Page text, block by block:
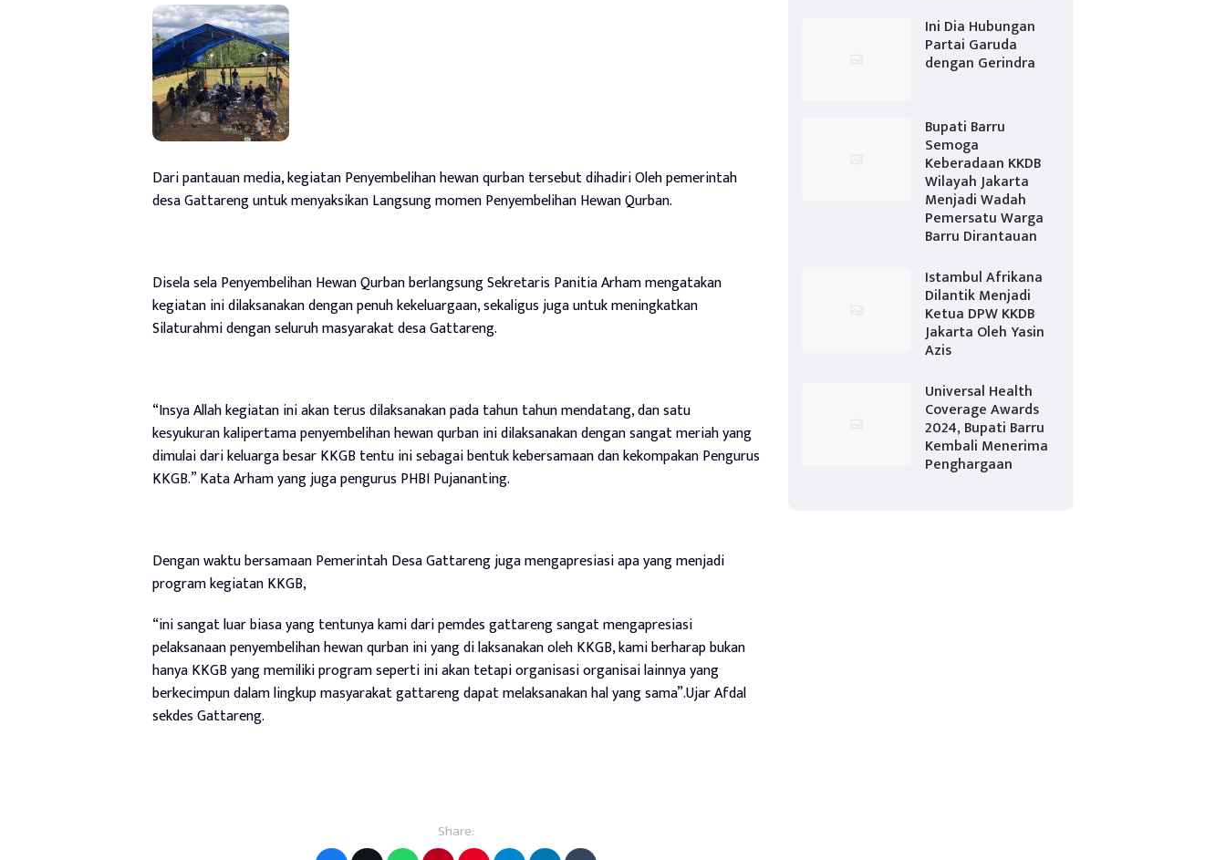
Dari pantauan media, kegiatan Penyembelihan hewan qurban tersebut dihadiri Oleh pemerintah
desa Gattareng untuk menyaksikan Langsung momen Penyembelihan Hewan Qurban.
Disela sela Penyembelihan Hewan Qurban berlangsung Sekretaris Panitia Arham mengatakan
kegiatan ini dilaksanakan dengan penuh kekeluargaan, sekaligus juga untuk meningkatkan
Silaturahmi dengan seluruh masyarakat desa Gattareng.
“Insya Allah kegiatan ini akan terus dilaksanakan pada tahun tahun mendatang, dan satu
kesyukuran kalipertama penyembelihan hewan qurban ini dilaksanakan dengan sangat meriah yang
dimulai dari keluarga besar KKGB tentu ini sebagai bentuk kebersamaan dan kekompakan Pengurus
KKGB.” Kata Arham yang juga pengurus PHBI Pujananting.
Dengan waktu bersamaan Pemerintah Desa Gattareng juga mengapresiasi apa yang menjadi
program kegiatan KKGB,
“ini sangat luar biasa yang tentunya kami dari pemdes gattareng sangat mengapresiasi
pelaksanaan penyembelihan hewan qurban ini yang di laksanakan oleh KKGB, kami berharap bukan
hanya KKGB yang memiliki program seperti ini akan tetapi organisasi organisai lainnya yang
berkecimpun dalam lingkup masyarakat gattareng dapat melaksanakan hal yang sama”.Ujar Afdal
sekdes Gattareng.
Share:
Ini Dia Hubungan
Partai Garuda
dengan Gerindra
Bupati Barru
Semoga
Keberadaan KKDB
Wilayah Jakarta
Menjadi Wadah
Pemersatu Warga
Barru Dirantauan
Istambul Afrikana
Dilantik Menjadi
Ketua DPW KKDB
Jakarta Oleh Yasin
Azis
Universal Health
Coverage Awards
2024, Bupati Barru
Kembali Menerima
Penghargaan